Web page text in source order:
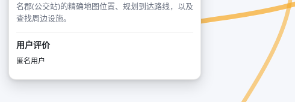
名郡(公交站)的精确地图位置、规划到达路线，以及
查找周边设施。
用户评价
匿名用户